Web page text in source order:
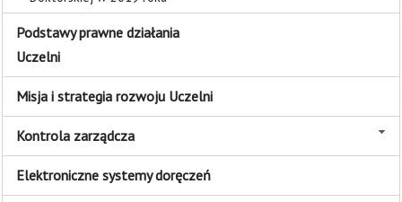
Podstawy prawne działania
Uczelni
Misja i strategia rozwoju Uczelni
Kontrola zarządcza
Elektroniczne systemy doręczeń